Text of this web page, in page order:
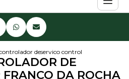
acesso de acesso externo
servico controlador de acesso
DE
FRANCO DA ROCHA